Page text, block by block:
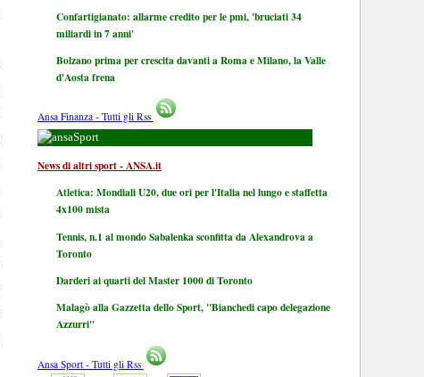
Confartigianato: allarme credito per le pmi, 'bruciati 34
miliardi in 7 anni'
Bolzano prima per crescita davanti a Roma e Milano, la Valle
d'Aosta frena
Ansa Finanza - Tutti gli Rss
Sport
News di altri sport - ANSA.it
Atletica: Mondiali U20, due ori per l'Italia nel lungo e staffetta
4x100 mista
Tennis, n.1 al mondo Sabalenka sconfitta da Alexandrova a
Toronto
Darderi ai quarti del Master 1000 di Toronto
Malagò alla Gazzetta dello Sport, "Bianchedi capo delegazione
Azzurri"
Ansa Sport - Tutti gli Rss